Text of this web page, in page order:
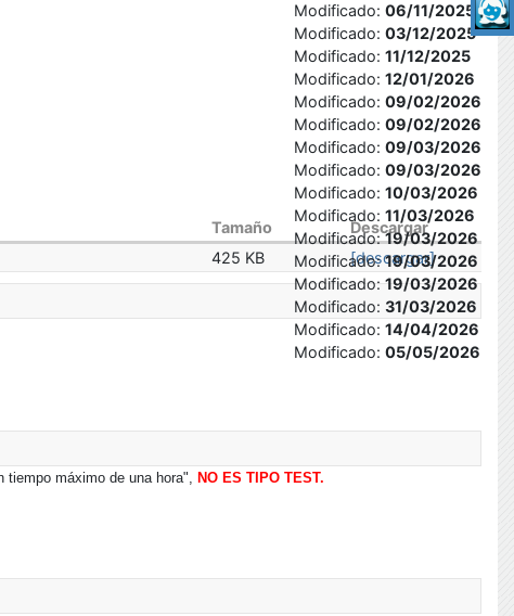
Modificado: 06/11/2025
Modificado: 03/12/2025
Modificado: 11/12/2025
Modificado: 12/01/2026
Modificado: 09/02/2026
Modificado: 09/02/2026
Modificado: 09/03/2026
Modificado: 09/03/2026
Modificado: 10/03/2026
Modificado: 11/03/2026
Modificado:19/03/2026
Modificado:19/03/2026
Modificado:19/03/2026
Modificado: 31/03/2026
Modificado: 14/04/2026
Modificado: 05/05/2026
Tamaño
Descargar
425 KB [descargar]
tiempo máximo de una hora", NO ES TIPO TEST.